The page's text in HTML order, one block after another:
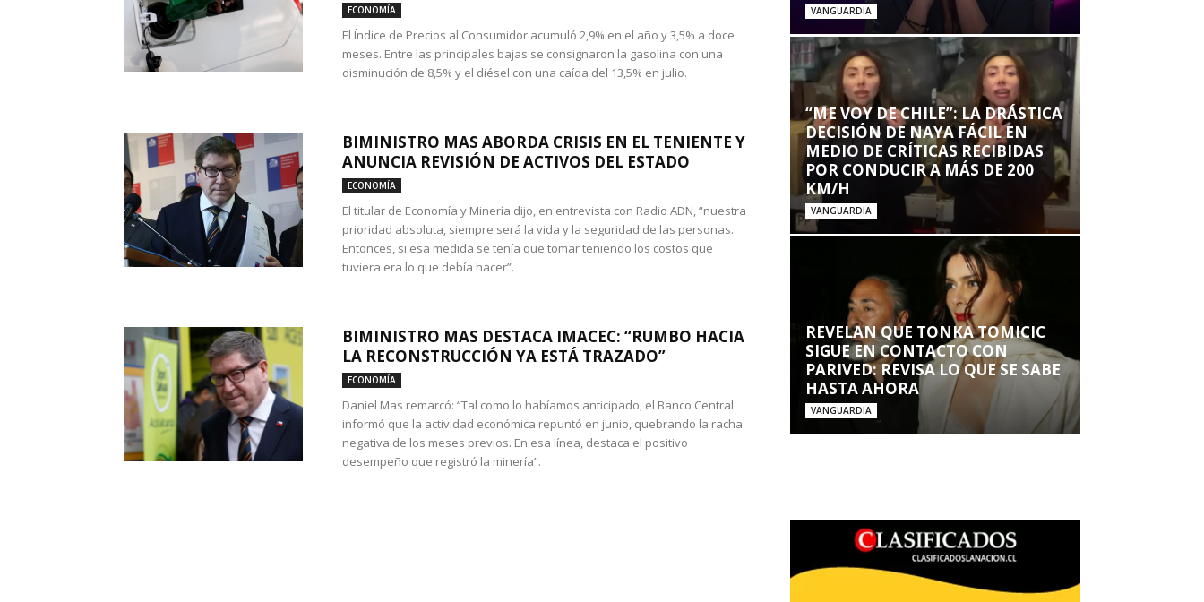
ECONOMÍA
El Índice de Precios al Consumidor acumuló 2,9% en el año y 3,5% a doce
meses. Entre las principales bajas se consignaron la gasolina con una
disminución de 8,5% y el diésel con una caída del 13,5% en julio.
BIMINISTRO MAS ABORDA CRISIS EN EL TENIENTE Y
ANUNCIA REVISIÓN DE ACTIVOS DEL ESTADO
ECONOMÍA
El titular de Economía y Minería dijo, en entrevista con Radio ADN, “nuestra
prioridad absoluta, siempre será la vida y la seguridad de las personas.
Entonces, si esa medida se tenía que tomar teniendo los costos que
tuviera era lo que debía hacer”.
BIMINISTRO MAS DESTACA IMACEC: “RUMBO HACIA
LA RECONSTRUCCIÓN YA ESTÁ TRAZADO”
ECONOMÍA
Daniel Mas remarcó: “Tal como lo habíamos anticipado, el Banco Central
informó que la actividad económica repuntó en junio, quebrando la racha
negativa de los meses previos. En esa línea, destaca el positivo
desempeño que registró la minería”.
VANGUARDIA
“ME VOY DE CHILE”: LA DRÁSTICA
DECISIÓN DE NAYA FÁCIL EN
MEDIO DE CRÍTICAS RECIBIDAS
POR CONDUCIR A MÁS DE 200
KM/H
VANGUARDIA
REVELAN QUE TONKA TOMICIC
SIGUE EN CONTACTO CON
PARIVED: REVISA LO QUE SE SABE
HASTA AHORA
VANGUARDIA